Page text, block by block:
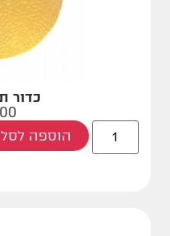
כדור
הוספה לסל